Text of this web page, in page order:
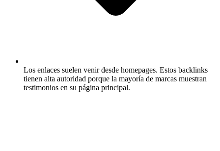
Los enlaces suelen venir desde homepages. Estos backlinks
tienen alta autoridad porque la mayoría de marcas muestran
testimonios en su página principal.